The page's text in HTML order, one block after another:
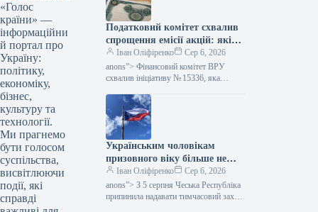
«Голос
країни» —
інформаційни
й портал про
Україну:
політику,
економіку,
бізнес,
культуру та
технології.
Ми прагнемо
бути голосом
суспільства,
висвітлюючи
події, які
справді
Податковий комітет схвалив
спрощення емісії акцій: які
зміни очікуються — Мінфін
Іван Оліфіренко
Сер 6, 2026
anons”> Фінансовий комітет ВРУ
схвалив ініціативу № 15336, яка
цінних паперів. Цей акт покликаний
скоротити бюрократичні перешкоди,…
Українським чоловікам
призовного віку більше не
надається тимчасовий захист
у Чехії, згідно з даними
Міністерства фінансів.
Іван Оліфіренко
Сер 6, 2026
anons”> З 5 серпня Чеська Республіка
припинила надавати тимчасовий захист